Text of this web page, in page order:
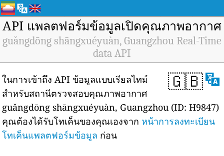
API แพลตฟอร์มข้อมูลเปิดคุณภาพอากาศ
guǎngdōng shāngxuéyuàn, Guangzhou Real-Time
data API
🇬🇧
ในการเข้าถึง API ข้อมูลแบบเรียลไทม์
สำหรับสถานีตรวจสอบคุณภาพอากาศ
guǎngdōng shāngxuéyuàn, Guangzhou (ID: H9847)
คุณต้องได้รับโทเค็นของคุณเองจาก หน้าการลงทะเบียน
โทเค็นแพลตฟอร์มข้อมูล ก่อน